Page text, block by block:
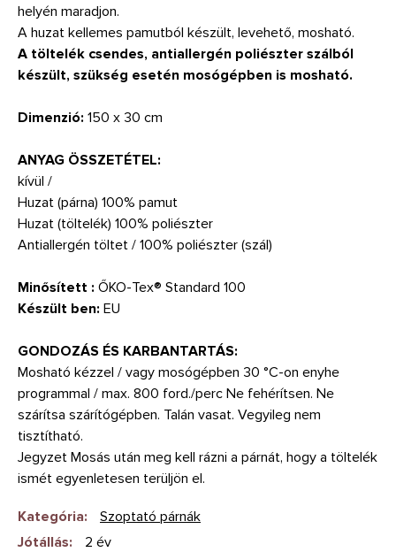
helyén maradjon.
A huzat kellemes pamutból készült, levehető, mosható.
A töltelék csendes, antiallergén poliészter szálból
készült, szükség esetén mosógépben is mosható.
Dimenzió: 150 x 30 cm
ANYAG ÖSSZETÉTEL:
kívül /
Huzat (párna) 100% pamut
Huzat (töltelék) 100% poliészter
Antiallergén töltet / 100% poliészter (szál)
Minősített : ŐKO-Tex® Standard 100
Készült ben: EU
GONDOZÁS ÉS KARBANTARTÁS:
Mosható kézzel / vagy mosógépben 30 °C-on enyhe
programmal / max. 800 ford./perc Ne fehérítsen. Ne
szárítsa szárítógépben. Talán vasat. Vegyileg nem
tisztítható.
Jegyzet Mosás után meg kell rázni a párnát, hogy a töltelék
ismét egyenletesen terüljön el.
Kategória:
Szoptató párnák
Jótállás:
2 év